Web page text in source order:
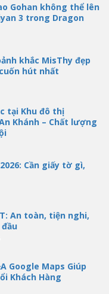
Gohan không thể lên
3 trong Dragon
khắc MisThy đẹp
hút nhất
tại Khu đô thị
Khánh – Chất lượng
Cần giấy tờ gì,
An toàn, tiện nghi,
Google Maps Giúp
Khách Hàng